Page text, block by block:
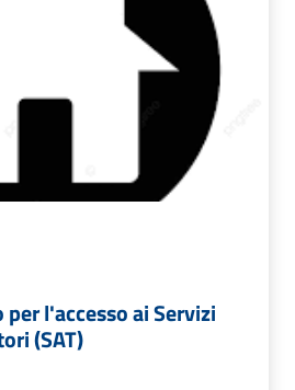
l'accesso ai Servizi
(SAT)